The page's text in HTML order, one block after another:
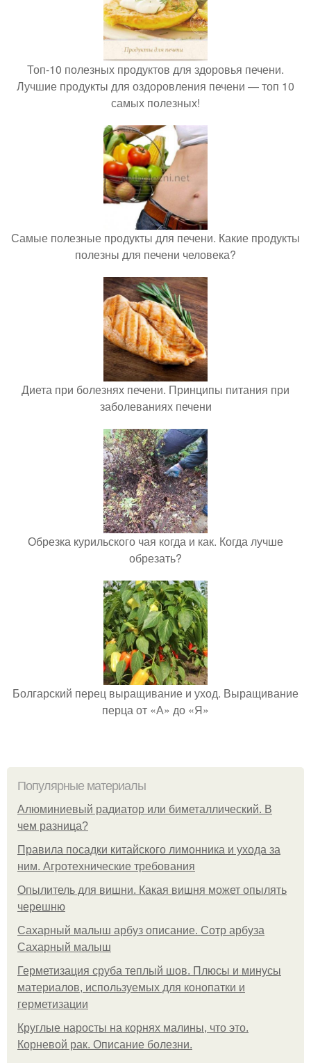
Топ-10 полезных продуктов для здоровья печени.
Лучшие продукты для оздоровления печени — топ 10
самых полезных!
Самые полезные продукты для печени. Какие продукты
полезны для печени человека?
Диета при болезнях печени. Принципы питания при
заболеваниях печени
Обрезка курильского чая когда и как. Когда лучше
обрезать?
Болгарский перец выращивание и уход. Выращивание
перца от «А» до «Я»
Популярные материалы
Алюминиевый радиатор или биметаллический. В
чем разница?
Правила посадки китайского лимонника и ухода за
ним. Агротехнические требования
Опылитель для вишни. Какая вишня может опылять
черешню
Сахарный малыш арбуз описание. Сотр арбуза
Сахарный малыш
Герметизация сруба теплый шов. Плюсы и минусы
материалов, используемых для конопатки и
герметизации
Круглые наросты на корнях малины, что это.
Корневой рак. Описание болезни.